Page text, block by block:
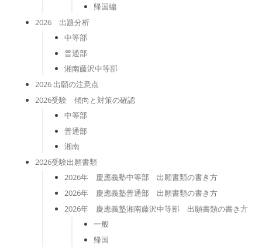
帰国編
2026 出題分析
中等部
普通部
湘南藤沢中等部
2026 出願の注意点
2026受験 傾向と対策の確認
中等部
普通部
湘南
2026受験出願書類
2026年 慶應義塾中等部 出願書類の書き方
2026年 慶應義塾普通部 出願書類の書き方
2026年 慶應義塾湘南藤沢中等部 出願書類の書き方
一般
帰国